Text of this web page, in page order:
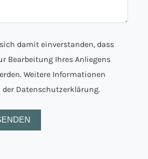
damit einverstanden, dass
Bearbeitung Ihres Anliegens
Weitere Informationen
der Datenschutzerklärung.